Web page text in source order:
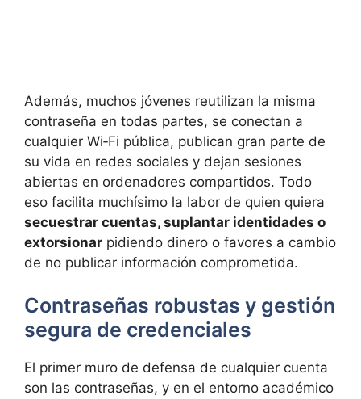
Además, muchos jóvenes reutilizan la misma
contraseña en todas partes, se conectan a
cualquier Wi‑Fi pública, publican gran parte de
su vida en redes sociales y dejan sesiones
abiertas en ordenadores compartidos. Todo
eso facilita muchísimo la labor de quien quiera
secuestrar cuentas, suplantar identidades o
extorsionar pidiendo dinero o favores a cambio
de no publicar información comprometida.
Contraseñas robustas y gestión
segura de credenciales
El primer muro de defensa de cualquier cuenta
son las contraseñas, y en el entorno académico